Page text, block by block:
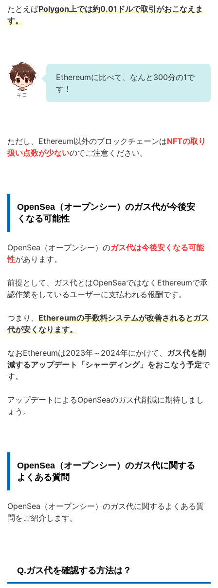
たとえばPolygon上では約0.01ドルで取引がおこなえま
す。
キヨ
Ethereumに比べて、なんと300分の1で
す！
ただし、Ethereum以外のブロックチェーンはNFTの取り
扱い点数が少ないのでご注意ください。
OpenSea（オープンシー）のガス代が今後安
くなる可能性
OpenSea（オープンシー）のガス代は今後安くなる可能
性があります。
前提として、ガス代とはOpenSeaではなくEthereumで承
認作業をしているユーザーに支払われる報酬です。
つまり、 Ethereumの手数料システムが改善されるとガス
代が安くなります。
なおEthereumは2023年～2024年にかけて、 ガス代を削
減するアップデート「シャーディング」をおこなう予定で
す。
アップデートによるOpenSeaのガス代削減に期待しまし
ょう。
OpenSea（オープンシー）のガス代に関する
よくある質問
OpenSea（オープンシー）のガス代に関するよくある質
問をご紹介します。
Q.ガス代を確認する方法は？